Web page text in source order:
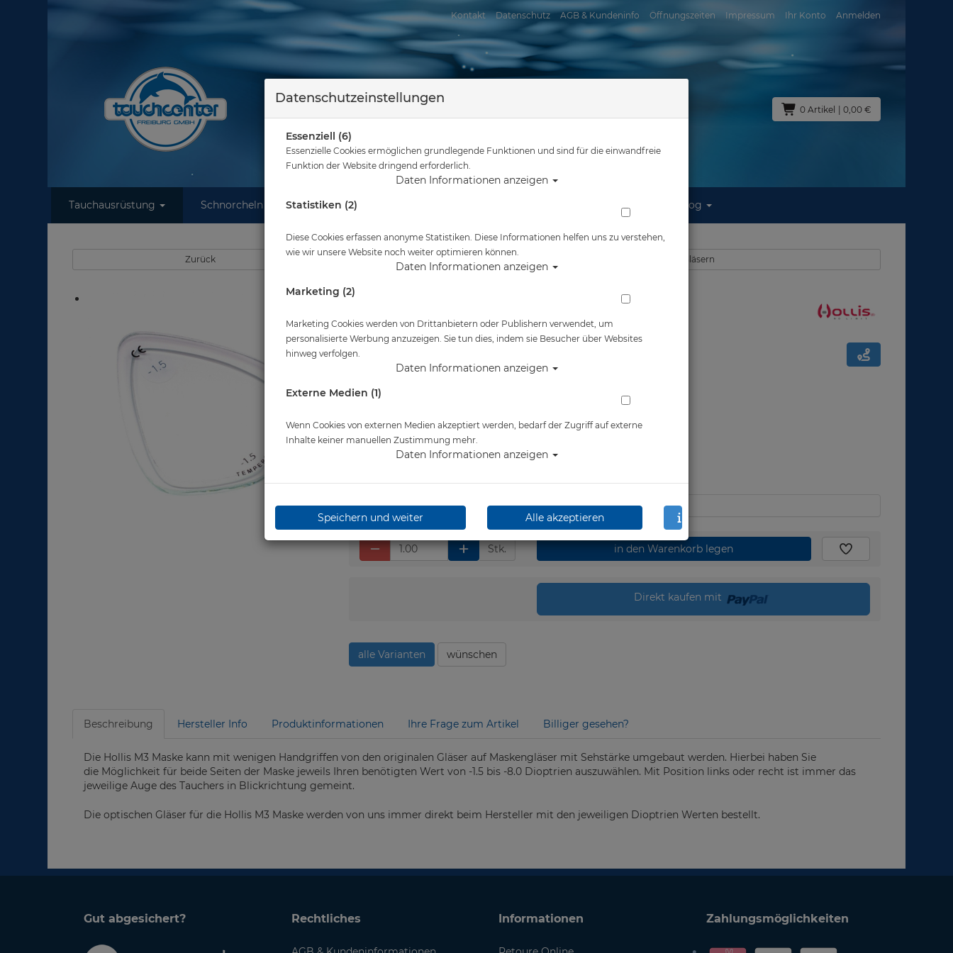
Kontakt Datenschutz AGB & Kundeninfo Öffnungszeiten Impressum Ihr Konto Anmelden
0 Artikel | 0,00 €
Tauchausrüstung Schnorcheln Wassersport Reisen Blog
Sie sind hier Tauchausrüstung Hollis Maske M3 - optische Gläser -5,0 rechts #
Zurück Alle Artikel zeigen aus: Masken mit opt. Gläsern
Hollis Maske M3 - optische Gläser -5,0 rechts #
Artikelnr.: hol-2055050RT
Herstellerpreis: 41,95 €
41,95 €*
Stk. in den Warenkorb legen
Direkt kaufen mit
alle Varianten wünschen
Beschreibung Hersteller Info Produktinformationen Ihre Frage zum Artikel Billiger gesehen?
Die Hollis M3 Maske kann mit wenigen Handgriffen von den originalen Gläser auf Maskengläser mit Sehstärke umgebaut werden. Hierbei haben Sie
die Möglichkeit für beide Seiten der Maske jeweils Ihren benötigten Wert von -1.5 bis -8.0 Dioptrien auszuwählen. Mit Position links oder recht ist immer das
jeweilige Auge des Tauchers in Blickrichtung gemeint.
Die optischen Gläser für die Hollis M3 Maske werden von uns immer direkt beim Hersteller mit den jeweiligen Dioptrien Werten bestellt.
Gut abgesichert? Rechtliches Informationen Zahlungsmöglichkeiten
Datenschutzeinstellungen
Essenziell (6)
Essenzielle Cookies ermöglichen grundlegende Funktionen und sind für die einwandfreie
Funktion der Website dringend erforderlich.
Daten Informationen anzeigen
Statistiken (2)
Diese Cookies erfassen anonyme Statistiken. Diese Informationen helfen uns zu verstehen,
wie wir unsere Website noch weiter optimieren können.
Daten Informationen anzeigen
Marketing (2)
Marketing Cookies werden von Drittanbietern oder Publishern verwendet, um
personalisierte Werbung anzuzeigen. Sie tun dies, indem sie Besucher über Websites
hinweg verfolgen.
Daten Informationen anzeigen
Externe Medien (1)
Wenn Cookies von externen Medien akzeptiert werden, bedarf der Zugriff auf externe
Inhalte keiner manuellen Zustimmung mehr.
Daten Informationen anzeigen
Speichern und weiter Alle akzeptieren